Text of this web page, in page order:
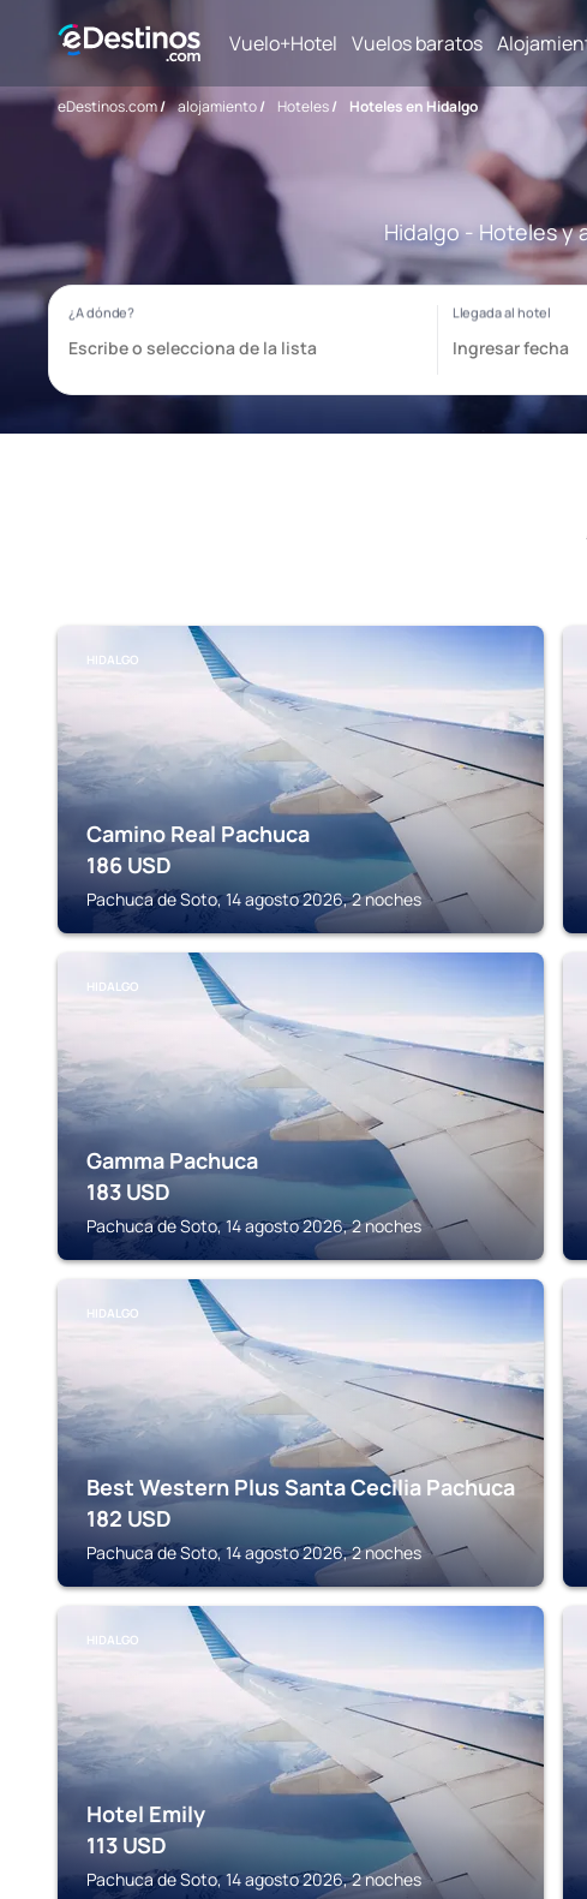
Vuelo+Hotel Vuelos baratos
eDestinos.com/ alojamiento/ Hoteles/ Hoteles en Hidalgo
Hidalgo - Hoteles y
HIDALGO
Camino Real Pachuca
186 USD
Pachuca de Soto, 14 agosto 2026, 2 noches
HIDALGO
Gamma Pachuca
183 USD
Pachuca de Soto, 14 agosto 2026, 2 noches
HIDALGO
Best Western Plus Santa Cecilia Pachuca
182 USD
Pachuca de Soto, 14 agosto 2026, 2 noches
HIDALGO
Hotel Emily
113 USD
Pachuca de Soto, 14 agosto 2026, 2 noches